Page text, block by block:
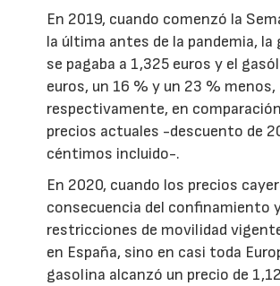
En 2019, cuando comenzó la
la última antes de la pandemia, la
se pagaba a 1,325 euros y el
euros, un 16 % y un 23 % menos,
respectivamente, en
precios actuales -descuento de
céntimos incluido-.
En 2020, cuando los precios
consecuencia del confinamiento
restricciones de movilidad
en España, sino en casi toda
gasolina alcanzó un precio de